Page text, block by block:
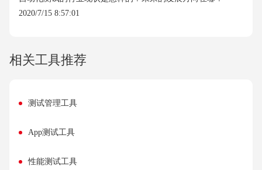
2020/7/15 8:57:01
相关工具推荐
测试管理工具
App测试工具
性能测试工具